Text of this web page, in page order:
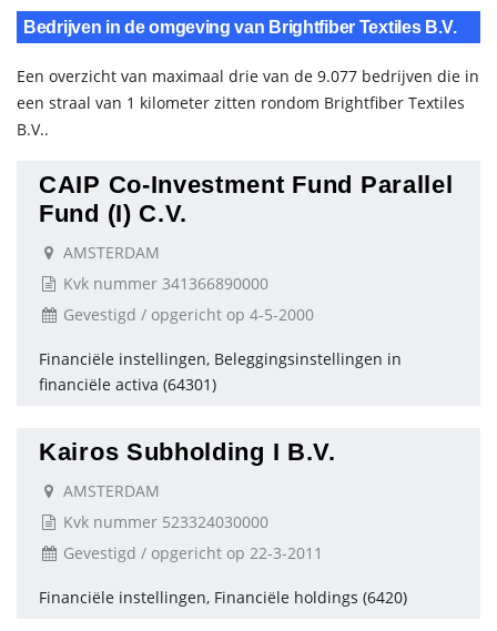
Bedrijven in de omgeving van Brightfiber Textiles B.V.
Een overzicht van maximaal drie van de 9.077 bedrijven die in
een straal van 1 kilometer zitten rondom Brightfiber Textiles
B.V..
CAIP Co-Investment Fund Parallel
Fund (I) C.V.
AMSTERDAM
Kvk nummer 341366890000
Gevestigd / opgericht op 4-5-2000
Financiële instellingen, Beleggingsinstellingen in
financiële activa (64301)
Kairos Subholding I B.V.
AMSTERDAM
Kvk nummer 523324030000
Gevestigd / opgericht op 22-3-2011
Financiële instellingen, Financiële holdings (6420)